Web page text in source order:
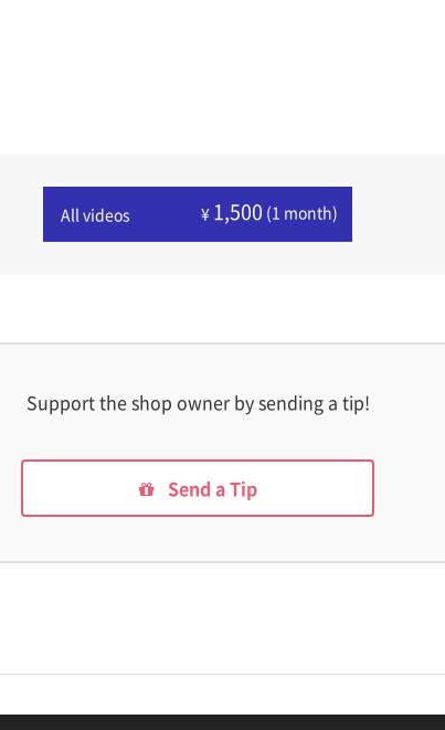
All videos ¥ 1,500 (1 month)
Support the shop owner by sending a tip!
Send a Tip